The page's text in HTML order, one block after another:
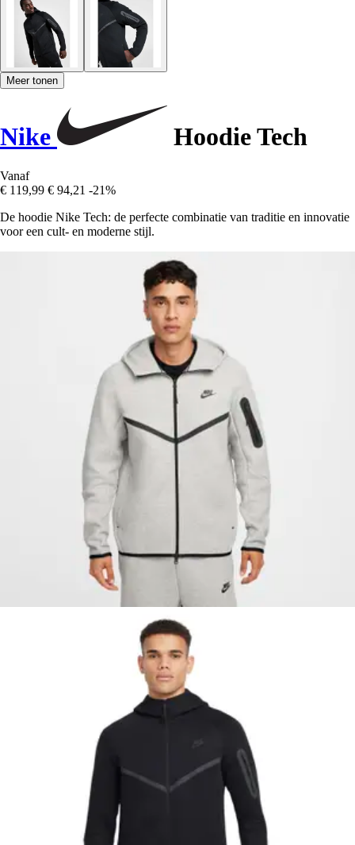
Meer tonen
Nike Hoodie Tech
Vanaf
€ 119,99 € 94,21 -21%
De hoodie Nike Tech: de perfecte combinatie van traditie en innovatie
voor een cult- en moderne stijl.